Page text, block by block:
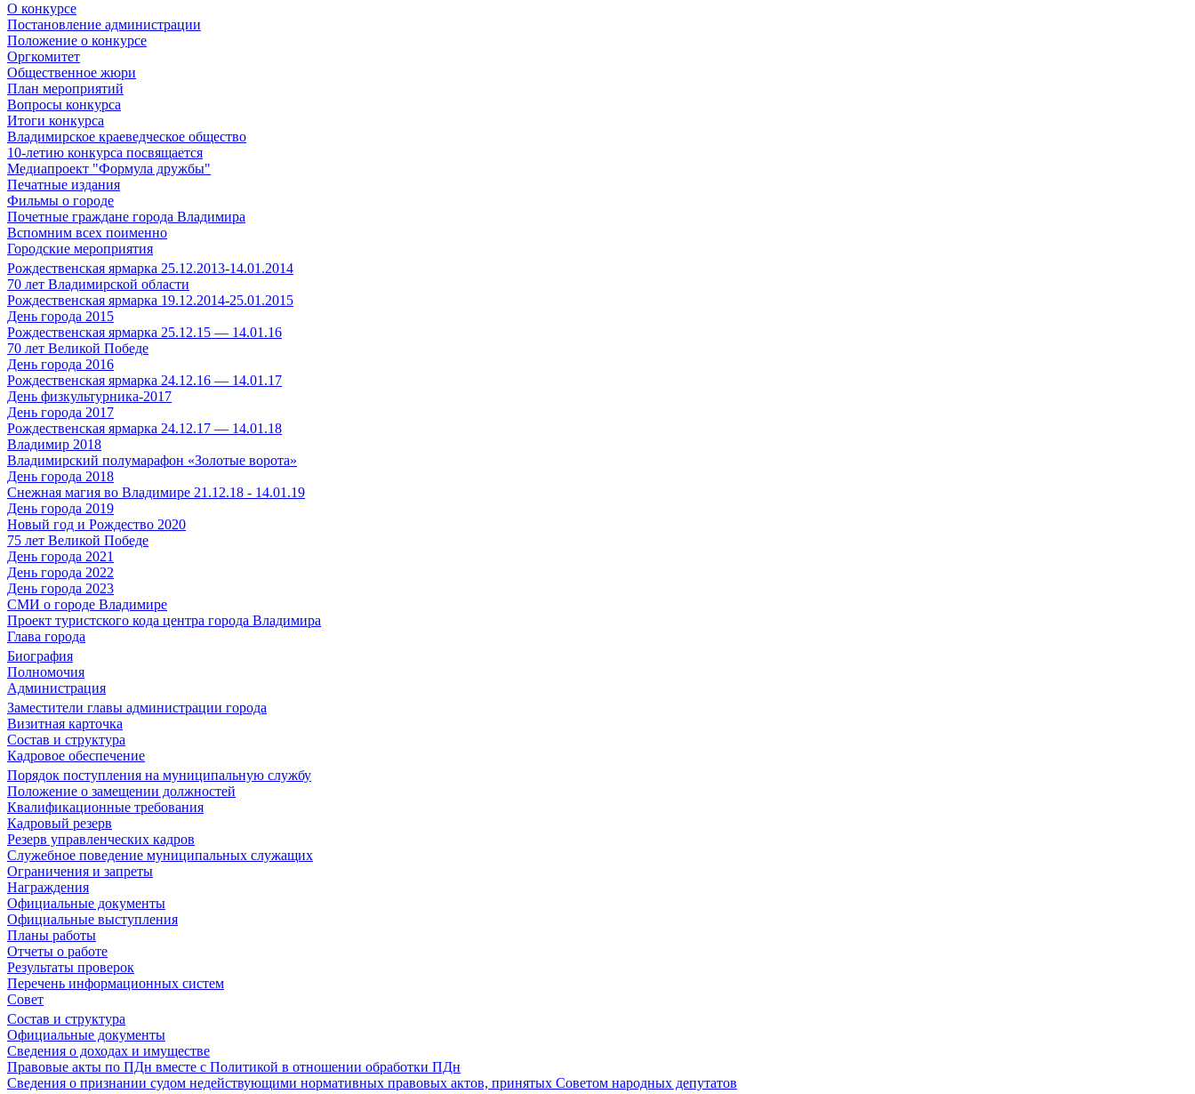
О конкурсе
Постановление администрации
Положение о конкурсе
Оргкомитет
Общественное жюри
План мероприятий
Вопросы конкурса
Итоги конкурса
Владимирское краеведческое общество
10-летию конкурса посвящается
Медиапроект "Формула дружбы"
Печатные издания
Фильмы о городе
Почетные граждане города Владимира
Вспомним всех поименно
Городские мероприятия
Рождественская ярмарка 25.12.2013-14.01.2014
70 лет Владимирской области
Рождественская ярмарка 19.12.2014-25.01.2015
День города 2015
Рождественская ярмарка 25.12.15 — 14.01.16
70 лет Великой Победе
День города 2016
Рождественская ярмарка 24.12.16 — 14.01.17
День физкультурника-2017
День города 2017
Рождественская ярмарка 24.12.17 — 14.01.18
Владимир 2018
Владимирский полумарафон «Золотые ворота»
День города 2018
Снежная магия во Владимире 21.12.18 - 14.01.19
День города 2019
Новый год и Рождество 2020
75 лет Великой Победе
День города 2021
День города 2022
День города 2023
СМИ о городе Владимире
Проект туристского кода центра города Владимира
Глава города
Биография
Полномочия
Администрация
Заместители главы администрации города
Визитная карточка
Состав и структура
Кадровое обеспечение
Порядок поступления на муниципальную службу
Положение о замещении должностей
Квалификационные требования
Кадровый резерв
Резерв управленческих кадров
Служебное поведение муниципальных служащих
Ограничения и запреты
Награждения
Официальные документы
Официальные выступления
Планы работы
Отчеты о работе
Результаты проверок
Перечень информационных систем
Совет
Состав и структура
Официальные документы
Сведения о доходах и имуществе
Правовые акты по ПДн вместе с Политикой в отношении обработки ПДн
Сведения о признании судом недействующими нормативных правовых актов, принятых Советом народных депутатов